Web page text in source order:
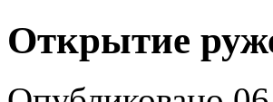
Открытие